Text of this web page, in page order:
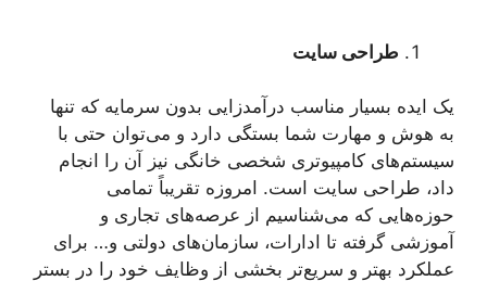
طراحی سایت
یک ایده بسیار مناسب درآمدزایی بدون سرمایه که تنها
به هوش و مهارت شما بستگی دارد و می‌توان حتی با
سیستم‌های کامپیوتری شخصی خانگی نیز آن را انجام
داد، طراحی سایت است. امروزه تقریباً تمامی
حوزه‌هایی که می‌شناسیم از عرصه‌های تجاری و
آموزشی گرفته تا ادارات، سازمان‌های دولتی و… برای
عملکرد بهتر و سریع‌تر بخشی از وظایف خود را در بستر